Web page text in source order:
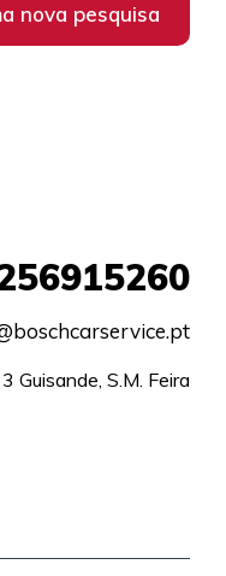
nova pesquisa
Guisande, S.M. Feira